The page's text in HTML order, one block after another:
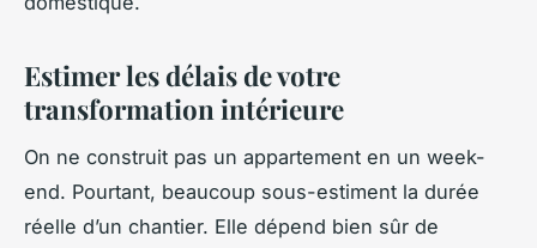
Estimer les délais de votre
transformation intérieure
On ne construit pas un appartement en un week-
end. Pourtant, beaucoup sous-estiment la durée
réelle d’un chantier. Elle dépend bien sûr de